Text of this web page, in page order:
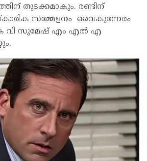
തുടക്കമാകും. രണ്ടിന്
സമ്മേളനം വൈകുന്നേരം
വി സുമേഷ് എം എൽ എ